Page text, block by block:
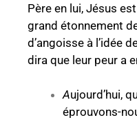
Père en lui, Jésus
grand étonnement
d’angoisse à l’idée
dira que leur peur a
Aujourd’hui,
éprouvons-